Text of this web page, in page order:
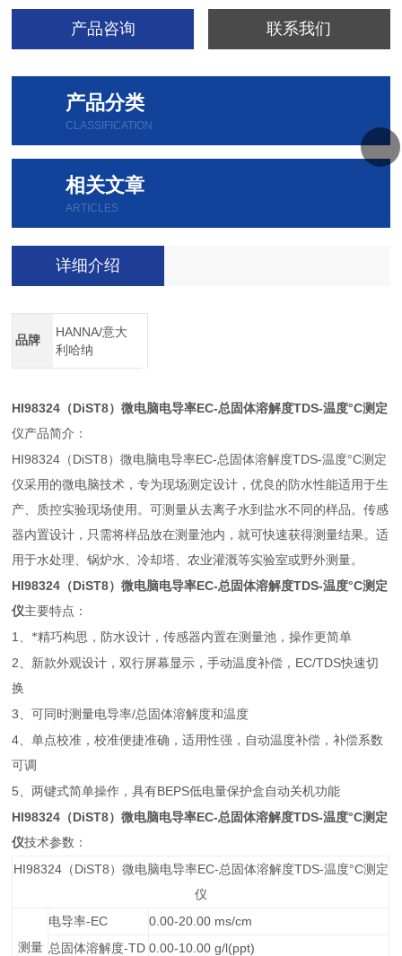
产品咨询 联系我们
产品分类
CLASSIFICATION
相关文章
ARTICLES
详细介绍
品牌
HANNA/意大
利哈纳
HI98324 （DiST8）微电脑电导率EC-总固体溶解度TDS-温度°C测定
仪产品简介：
HI98324 （ DiST8 ）微电脑电导率EC-总固体溶解度TDS-温度°C测定
仪采用的微电脑技术，专为现场测定设计，优良的防水性能适用于生
产、质控实验现场使用。可测量从去离子水到盐水不同的样品。传感
器内置设计，只需将样品放在测量池内，就可快速获得测量结果。适
用于水处理、锅炉水、冷却塔、农业灌溉等实验室或野外测量。
HI98324 （DiST8）微电脑电导率EC-总固体溶解度TDS-温度°C测定
仪主要特点：
1 、*精巧构思，防水设计，传感器内置在测量池，操作更简单
2、新款外观设计，双行屏幕显示，手动温度补偿， EC/TDS快速切
换
3、可同时测量电导率/总固体溶解度和温度
4、单点校准，校准便捷准确，适用性强，自动温度补偿，补偿系数
可调
5、两键式简单操作，具有BEPS低电量保护盒自动关机功能
HI98324 （DiST8）微电脑电导率EC-总固体溶解度TDS-温度°C测定
仪技术参数：
HI98324（ DiST8 ）微电脑电导率EC-总固体溶解度TDS-温度°C测定
仪
测量
电导率-EC 0.00-20.00 ms/cm
总固体溶解度-TD 0.00-10.00 g/l(ppt)